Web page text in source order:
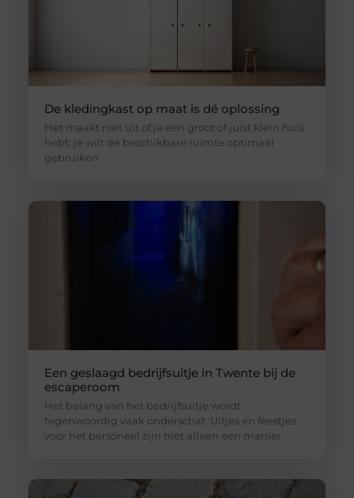
De kledingkast op maat is dé oplossing
Het maakt niet uit of je een groot of juist klein huis
hebt: je wilt de beschikbare ruimte optimaal
gebruiken
Een geslaagd bedrijfsuitje in Twente bij de
escaperoom
Het belang van het bedrijfsuitje wordt
tegenwoordig vaak onderschat. Uitjes en feestjes
voor het personeel zijn niet alleen een manier